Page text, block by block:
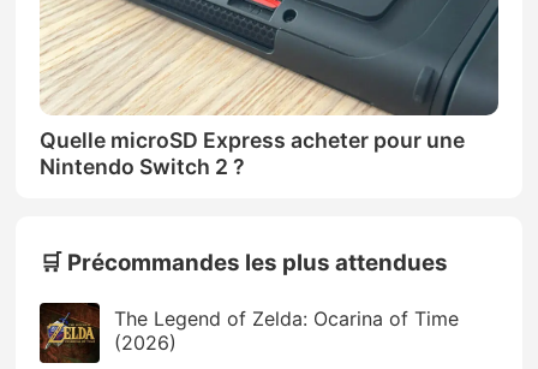
Quelle microSD Express acheter pour une
Nintendo Switch 2 ?
🛒 Précommandes les plus attendues
The Legend of Zelda: Ocarina of Time
(2026)